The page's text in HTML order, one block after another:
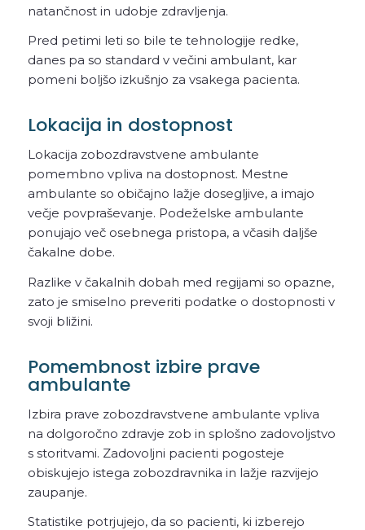
natančnost in udobje zdravljenja.
Pred petimi leti so bile te tehnologije redke,
danes pa so standard v večini ambulant, kar
pomeni boljšo izkušnjo za vsakega pacienta.
Lokacija in dostopnost
Lokacija zobozdravstvene ambulante
pomembno vpliva na dostopnost. Mestne
ambulante so običajno lažje dosegljive, a imajo
večje povpraševanje. Podeželske ambulante
ponujajo več osebnega pristopa, a včasih daljše
čakalne dobe.
Razlike v čakalnih dobah med regijami so opazne,
zato je smiselno preveriti podatke o dostopnosti v
svoji bližini.
Pomembnost izbire prave
ambulante
Izbira prave zobozdravstvene ambulante vpliva
na dolgoročno zdravje zob in splošno zadovoljstvo
s storitvami. Zadovoljni pacienti pogosteje
obiskujejo istega zobozdravnika in lažje razvijejo
zaupanje.
Statistike potrjujejo, da so pacienti, ki izberejo